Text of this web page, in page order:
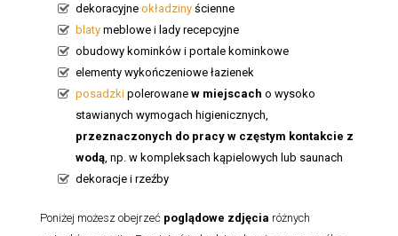
dekoracyjne okładziny ścienne
blaty meblowe i lady recepcyjne
obudowy kominków i portale kominkowe
elementy wykończeniowe łazienek
posadzki polerowane w miejscach o wysoko
stawianych wymogach higienicznych,
przeznaczonych do pracy w częstym kontakcie z
wodą , np. w kompleksach kąpielowych lub saunach
dekoracje i rzeźby
Poniżej możesz obejrzeć poglądowe zdjęcia różnych